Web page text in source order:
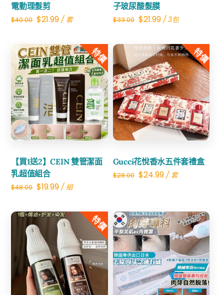
電動理髮剪
$40.00 Original
was:
$40.00.
$21.99Current
is:
$21.99.
/ 套
子玻尿酸髮膜
$33.00 Original
was:
$33.00.
$21.99Current
is:
$21.99.
/ 3包
特價
【買1送2】CEIN 雙管潔面
乳超值組合
$48.00 Original
was:
$48.00.
$19.99Current
is:
$19.99.
/ 組
Share
特價
Gucci花悅香水五件套禮盒
$28.00 Original
$28.00.
$24.99Current
$24.99.
/ 套
Share
特價
Share Share